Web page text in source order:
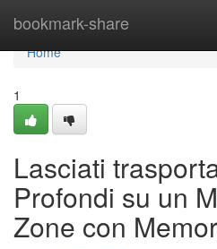
bookmark-share
Home
Home
1
Lasciati
Profondi su un
Zone con